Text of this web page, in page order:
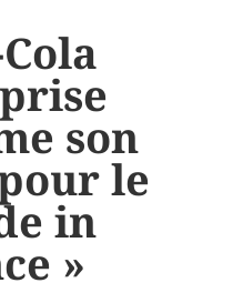
son
le
in
»